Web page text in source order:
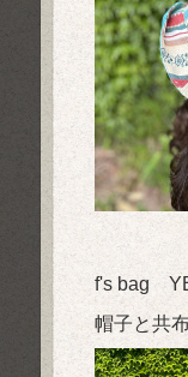
f's bag
帽子と共